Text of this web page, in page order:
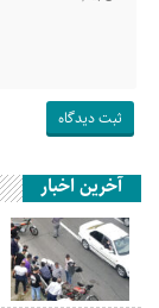
آخرین اخبار